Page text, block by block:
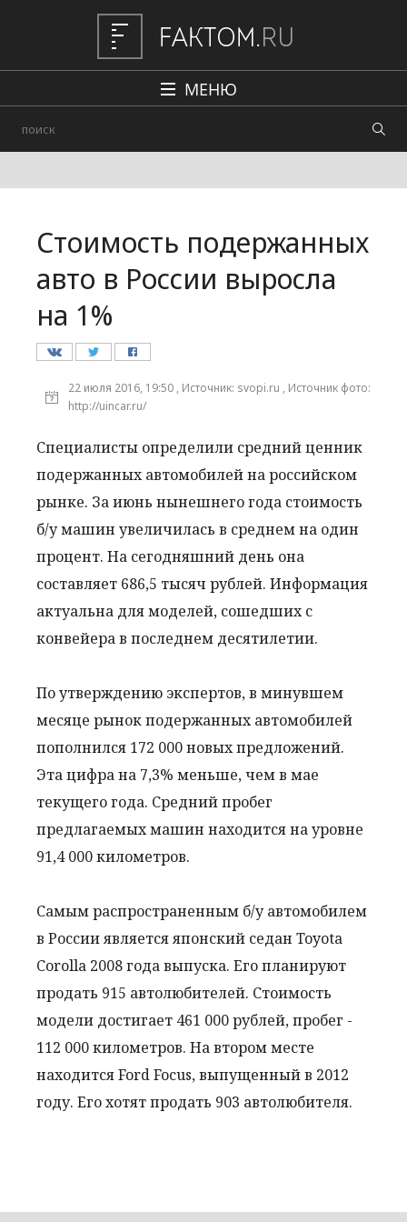
МЕНЮ
Авто
Происшествия
Стоимость подержанных
авто в России выросла
на 1%
22 июля 2016, 19:50 , Источник: svopi.ru , Источник фото:
http://uincar.ru/
Специалисты определили средний ценник
подержанных автомобилей на российском
рынке. За июнь нынешнего года стоимость
б/у машин увеличилась в среднем на один
процент. На сегодняшний день она
составляет 686,5 тысяч рублей. Информация
актуальна для моделей, сошедших с
конвейера в последнем десятилетии.
По утверждению экспертов, в минувшем
месяце рынок подержанных автомобилей
пополнился 172 000 новых предложений.
Эта цифра на 7,3% меньше, чем в мае
текущего года. Средний пробег
предлагаемых машин находится на уровне
91,4 000 километров.
Самым распространенным б/у автомобилем
в России является японский седан Toyota
Corolla 2008 года выпуска. Его планируют
продать 915 автолюбителей. Стоимость
модели достигает 461 000 рублей, пробег -
112 000 километров. На втором месте
находится Ford Focus, выпущенный в 2012
году. Его хотят продать 903 автолюбителя.